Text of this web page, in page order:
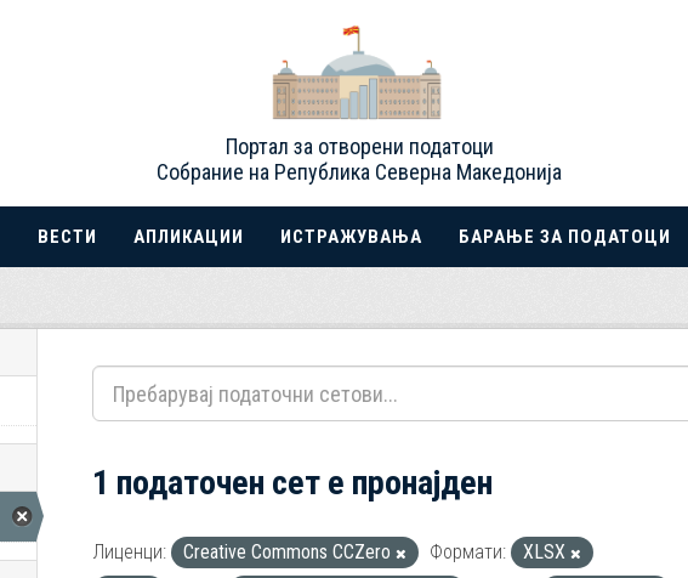
Портал за отворени податоци
Собрание на Република Северна Македонија
ВЕСТИ АПЛИКАЦИИ ИСТРАЖУВАЊА БАРАЊЕ ЗА ПОДАТОЦИ
1 податочен сет е пронајден
Лиценци: Creative Commons CCZero Формати:
XLSX